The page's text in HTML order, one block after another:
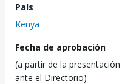
País
Kenya
Fecha de aprobación
(a partir de la presentación
ante el Directorio)